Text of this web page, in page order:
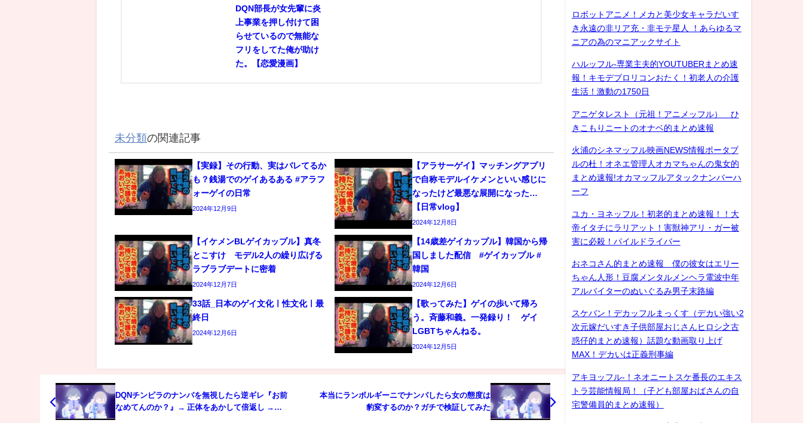
DQN部長が女先輩に炎
上事業を押し付けて困
らせているので無能な
フリをしてた俺が助け
た。【恋愛漫画】
未分類の関連記事
【実録】その行動、実はバレてるか
も？銭湯でのゲイあるある #アラフ
ォーゲイの日常
2024年12月9日
【アラサーゲイ】マッチングアプリ
で自称モデルイケメンといい感じに
なったけど最悪な展開になった…
【日常vlog】
2024年12月8日
【イケメンBLゲイカップル】真冬
とこすけ モデル2人の繰り広げる
ラブラブデートに密着
2024年12月7日
【14歳差ゲイカップル】韓国から帰
国しました配信 #ゲイカップル #
韓国
2024年12月6日
33話_日本のゲイ文化ㅣ性文化ㅣ最
終日
2024年12月6日
【歌ってみた】ゲイの歩いて帰ろ
う。斉藤和義。一発録り！ ゲイ
LGBTちゃんねる。
2024年12月5日
DQNチンピラのナンパを無視したら逆ギレ『お前
なめてんのか？』→ 正体をあかして倍返し →
本当にランボルギーニでナンパしたら女の態度は
豹変するのか？ガチで検証してみた
ロボットアニメ！メカと美少女キャラだいす
き永遠の非リア充・非モテ星人 ！あらゆるマ
ニアの為のマニアックサイト
ハルッフル-専業主夫的YOUTUBERまとめ速
報！キモデブロリコンおたく！初老人の介護
生活！激動の1750日
アニゲタレスト（元祖！アニメッフル） ひ
きこもりニートのオナベ的まとめ速報
火浦のシネマッフル映画NEWS情報ポータブ
ルの杜！オネエ管理人オカマちゃんの鬼女的
まとめ速報!オカマッフルアタックナンバーハ
ーフ
ユカ・ヨネッフル！初老的まとめ速報！！大
帝イタチにラリアット！害獣神アリ・ガー被
害に必殺！パイルドライバー
おネコさん的まとめ速報 僕の彼女はエリー
ちゃん人形！豆腐メンタルメンヘラ電波中年
アルバイターのぬいぐるみ男子末路編
スケバン！デカッフルまっくす（デカい強い2
次元嫁だいすき子供部屋おじさんヒロシ之古
惑仔的まとめ速報）話題な動画取り上げ
MAX！デカいは正義刑事編
アキヨッフル-！ネオニートスケ番長のエキス
トラ芸能情報局！（子ども部屋おばさんの自
宅警備員的まとめ速報）